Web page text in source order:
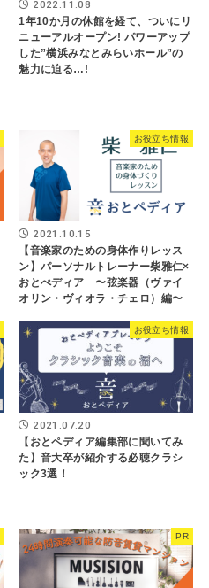
2022.11.08
1年10か月の休館を経て、ついにリ
ニューアルオープン! パワーアップ
した”横浜みなとみらいホール”の
魅力に迫る…!
お役立ち情報
2021.10.15
【音楽家のための身体作りレッス
ン】パーソナルトレーナー柴雅仁×
おとぺディア 〜弦楽器（ヴァイ
オリン・ヴィオラ・チェロ）編〜
お役立ち情報
2021.07.20
【おとペディア編集部に聞いてみ
た】音大卒が紹介する必聴クラシ
ック3選！
PR